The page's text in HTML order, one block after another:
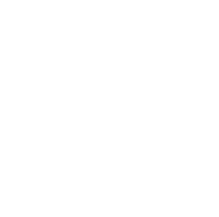
하도록 지원하는 알고리즘의 연구를 말합니